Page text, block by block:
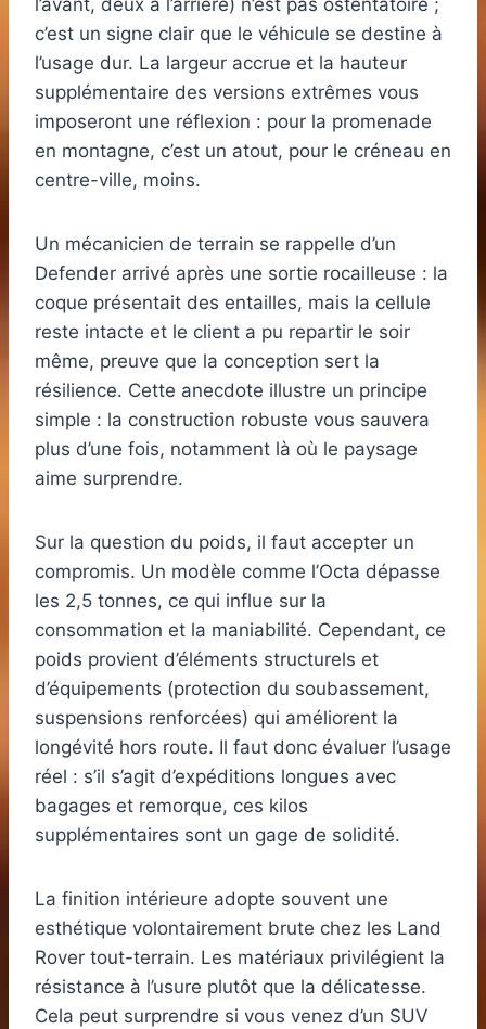
l’avant, deux à l’arrière) n’est pas ostentatoire ;
c’est un signe clair que le véhicule se destine à
l’usage dur. La largeur accrue et la hauteur
supplémentaire des versions extrêmes vous
imposeront une réflexion : pour la promenade
en montagne, c’est un atout, pour le créneau en
centre-ville, moins.
Un mécanicien de terrain se rappelle d’un
Defender arrivé après une sortie rocailleuse : la
coque présentait des entailles, mais la cellule
reste intacte et le client a pu repartir le soir
même, preuve que la conception sert la
résilience. Cette anecdote illustre un principe
simple : la construction robuste vous sauvera
plus d’une fois, notamment là où le paysage
aime surprendre.
Sur la question du poids, il faut accepter un
compromis. Un modèle comme l’Octa dépasse
les 2,5 tonnes, ce qui influe sur la
consommation et la maniabilité. Cependant, ce
poids provient d’éléments structurels et
d’équipements (protection du soubassement,
suspensions renforcées) qui améliorent la
longévité hors route. Il faut donc évaluer l’usage
réel : s’il s’agit d’expéditions longues avec
bagages et remorque, ces kilos
supplémentaires sont un gage de solidité.
La finition intérieure adopte souvent une
esthétique volontairement brute chez les Land
Rover tout-terrain. Les matériaux privilégient la
résistance à l’usure plutôt que la délicatesse.
Cela peut surprendre si vous venez d’un SUV